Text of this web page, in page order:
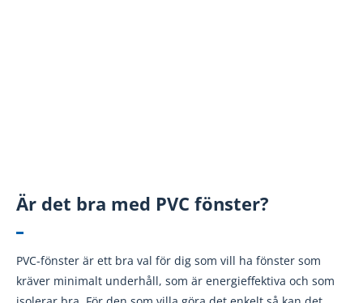
Är det bra med PVC fönster?
PVC-fönster är ett bra val för dig som vill ha fönster som
kräver minimalt underhåll, som är energieffektiva och som